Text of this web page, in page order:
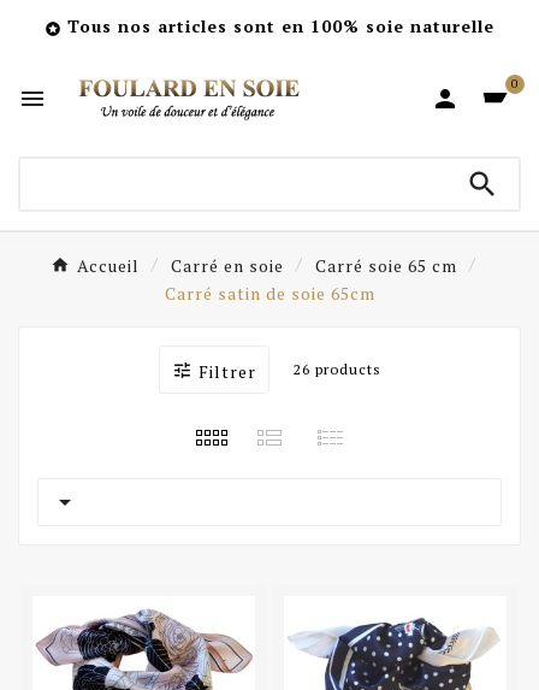
 Tous nos articles sont en 100% soie naturelle
 
0

Accueil Carré en soie
Carré soie 65 cm
Carré satin de soie 65cm
 Filtrer 26 products
